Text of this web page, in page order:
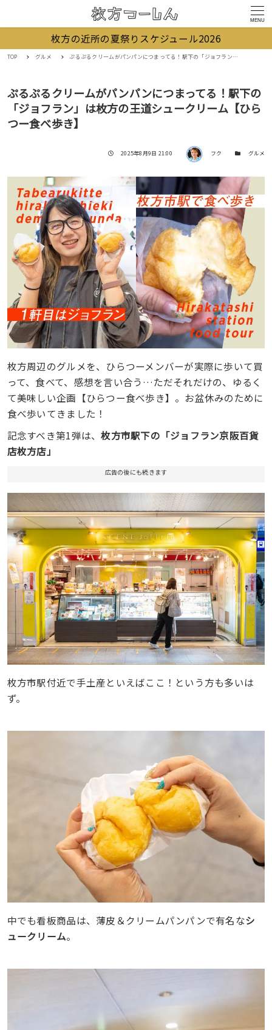
MENU
枚方の近所の夏祭りスケジュール2026
TOP グルメ ぷるぷるクリームがパンパンにつまってる！駅下の「ジョフラン」は枚方の王道シュークリーム【ひらつー食べ歩き】
ぷるぷるクリームがパンパンにつまってる！駅下の
「ジョフラン」は枚方の王道シュークリーム【ひら
つー食べ歩き】
投稿日
2025年8月9日 21:00 著者 フク カテゴリー
グルメ
枚方周辺のグルメを、ひらつーメンバーが実際に歩いて買
って、食べて、感想を言い合う…ただそれだけの、ゆるく
て美味しい企画【ひらつー食べ歩き】。お盆休みのために
食べ歩いてきました！
記念すべき第1弾は、枚方市駅下の「ジョフラン京阪百貨
店枚方店」
広告の後にも続きます
枚方市駅付近で手土産といえばここ！という方も多いは
ず。
中でも看板商品は、薄皮＆クリームパンパンで有名なシ
ュークリーム。